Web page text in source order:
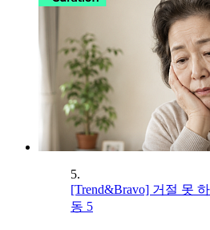
5.
[Trend&Bravo] 거절 못
동 5